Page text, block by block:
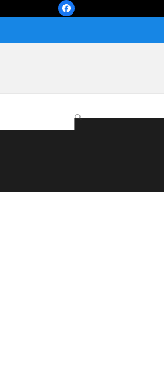
Facebook